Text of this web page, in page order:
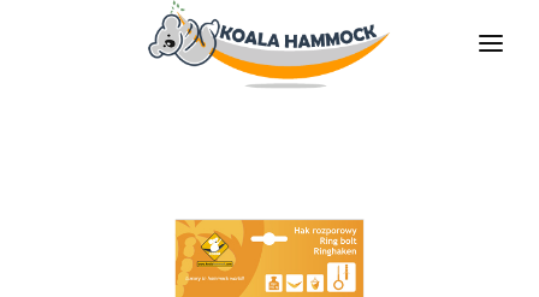
HÁGATE EL DISTRIBUDOR